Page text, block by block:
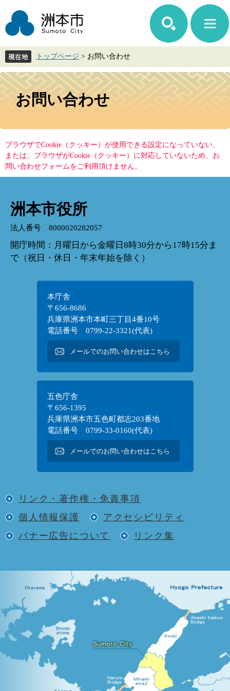
ジ
先
で
す。
ュ
を
ば
し
て
トップページ > お問い合わせ
本
文
お問い合わせ
ブラウザでCookie（クッキー）が使用できる設定になっていない、
または、ブラウザがCookie（クッキー）に対応していないため、お
問い合わせフォームをご利用頂けません。
洲本市役所
法人番号 8000020282057
開庁時間：月曜日から金曜日8時30分から17時15分ま
で（祝日・休日・年末年始を除く）
本庁舎
〒656-8686
兵庫県洲本市本町三丁目4番10号
電話番号 0799-22-3321(代表)
メールでのお問い合わせはこちら
五色庁舎
〒656-1395
兵庫県洲本市五色町都志203番地
電話番号 0799-33-0160(代表)
メールでのお問い合わせはこちら
リンク・著作権・免責事項
個人情報保護
アクセシビリティ
バナー広告について
リンク集